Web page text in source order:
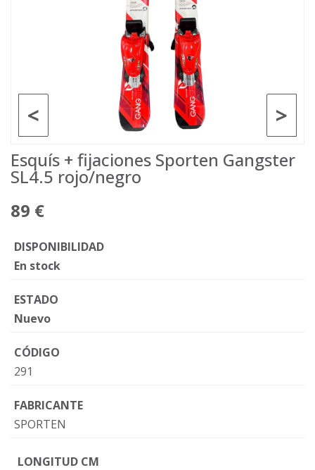
>
<
Esquís + fijaciones Sporten Gangster
SL4.5 rojo/negro
89 €
DISPONIBILIDAD
En stock
ESTADO
Nuevo
CÓDIGO
291
FABRICANTE
SPORTEN
LONGITUD CM